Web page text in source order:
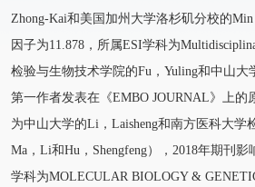
Zhong-Kai和美国加州大学洛杉矶分校的
因子为11.878，所属ESI学科为
检验与生物技术学院的Fu，Yuling和中山大
第一作者发表在《EMBO JOURNAL》上的
为中山大学的Li，Laisheng和南方医科大学
Ma，Li和Hu，Shengfeng），2018年期刊影
学科为MOLECULAR BIOLOGY &